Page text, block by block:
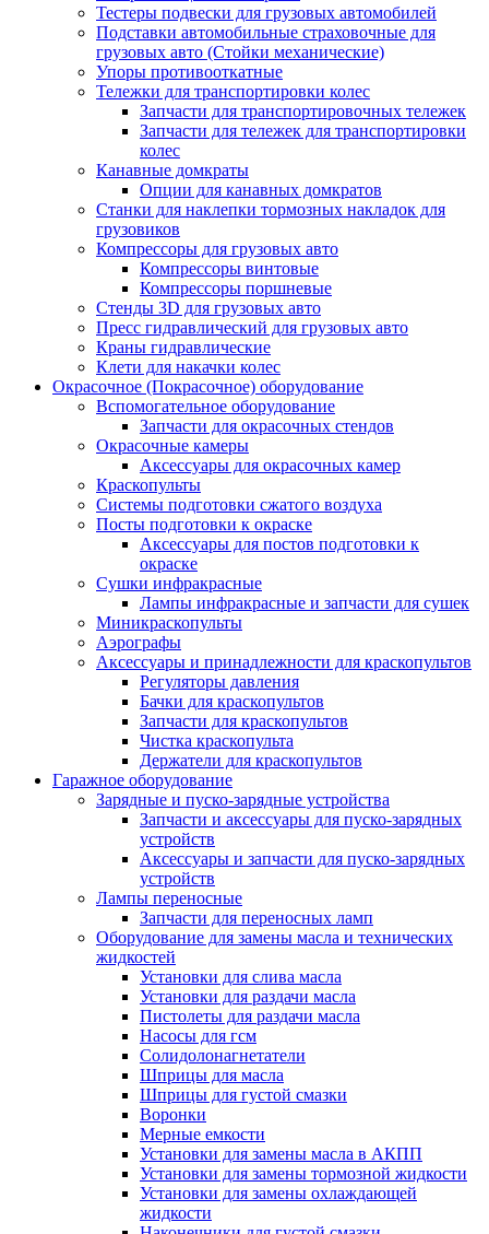
Тестеры подвески для грузовых автомобилей
Подставки автомобильные страховочные для
грузовых авто (Стойки механические)
Упоры противооткатные
Тележки для транспортировки колес
Запчасти для транспортировочных тележек
Запчасти для тележек для транспортировки
колес
Канавные домкраты
Опции для канавных домкратов
Станки для наклепки тормозных накладок для
грузовиков
Компрессоры для грузовых авто
Компрессоры винтовые
Компрессоры поршневые
Стенды 3D для грузовых авто
Пресс гидравлический для грузовых авто
Краны гидравлические
Клети для накачки колес
Окрасочное (Покрасочное) оборудование
Вспомогательное оборудование
Запчасти для окрасочных стендов
Окрасочные камеры
Аксессуары для окрасочных камер
Краскопульты
Системы подготовки сжатого воздуха
Посты подготовки к окраске
Аксессуары для постов подготовки к
окраске
Сушки инфракрасные
Лампы инфракрасные и запчасти для сушек
Миникраскопульты
Аэрографы
Аксессуары и принадлежности для краскопультов
Регуляторы давления
Бачки для краскопультов
Запчасти для краскопультов
Чистка краскопульта
Держатели для краскопультов
Гаражное оборудование
Зарядные и пуско-зарядные устройства
Запчасти и аксессуары для пуско-зарядных
устройств
Аксессуары и запчасти для пуско-зарядных
устройств
Лампы переносные
Запчасти для переносных ламп
Оборудование для замены масла и технических
жидкостей
Установки для слива масла
Установки для раздачи масла
Пистолеты для раздачи масла
Насосы для гсм
Солидолонагнетатели
Шприцы для масла
Шприцы для густой смазки
Воронки
Мерные емкости
Установки для замены масла в АКПП
Установки для замены тормозной жидкости
Установки для замены охлаждающей
жидкости